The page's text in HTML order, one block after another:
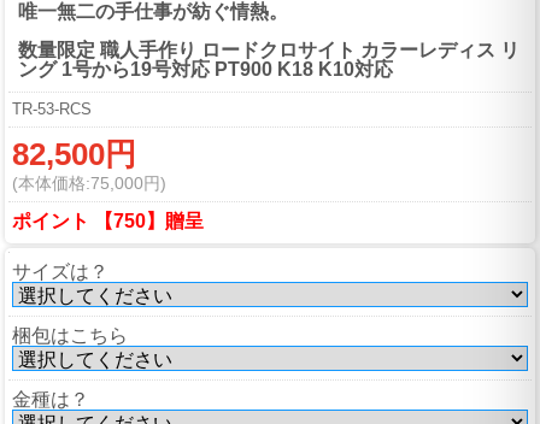
唯一無二の手仕事が紡ぐ情熱。
数量限定 職人手作り ロードクロサイト カラーレディス リ
ング 1号から19号対応 PT900 K18 K10対応
TR-53-RCS
82,500円
(本体価格:75,000円)
ポイント 【750】贈呈
サイズは？
梱包はこちら
金種は？